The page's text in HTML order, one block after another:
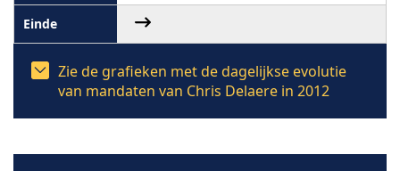
Zie de grafieken met de dagelijkse evolutie
van mandaten van Chris Delaere in 2012